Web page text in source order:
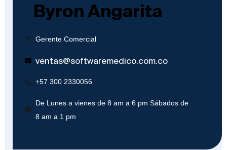
Byron Angarita
Gerente Comercial
ventas@softwaremedico.com.co
+57 300 2330056
De Lunes a vienes de 8 am a 6 pm Sábados de
8 am a 1 pm